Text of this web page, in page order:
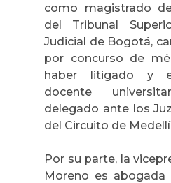
como magistrado
del Tribunal
Judicial de Bogotá,
por concurso de
haber litigado y
docente
delegado ante los
del Circuito de
Por su parte, la
Moreno es abogada